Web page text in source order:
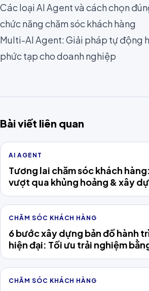
Các loại AI Agent và cách chọn
chức năng chăm sóc khách hàng
Multi-AI Agent: Giải pháp tự động
phức tạp cho doanh nghiệp
Bài viết liên quan
AI AGENT
Tương lai chăm sóc khách
vượt qua khủng hoảng & xây
khách hàng
CHĂM SÓC KHÁCH HÀNG
6 bước xây dựng bản đồ hành
hiện đại: Tối ưu trải nghiệm
Agent
CHĂM SÓC KHÁCH HÀNG